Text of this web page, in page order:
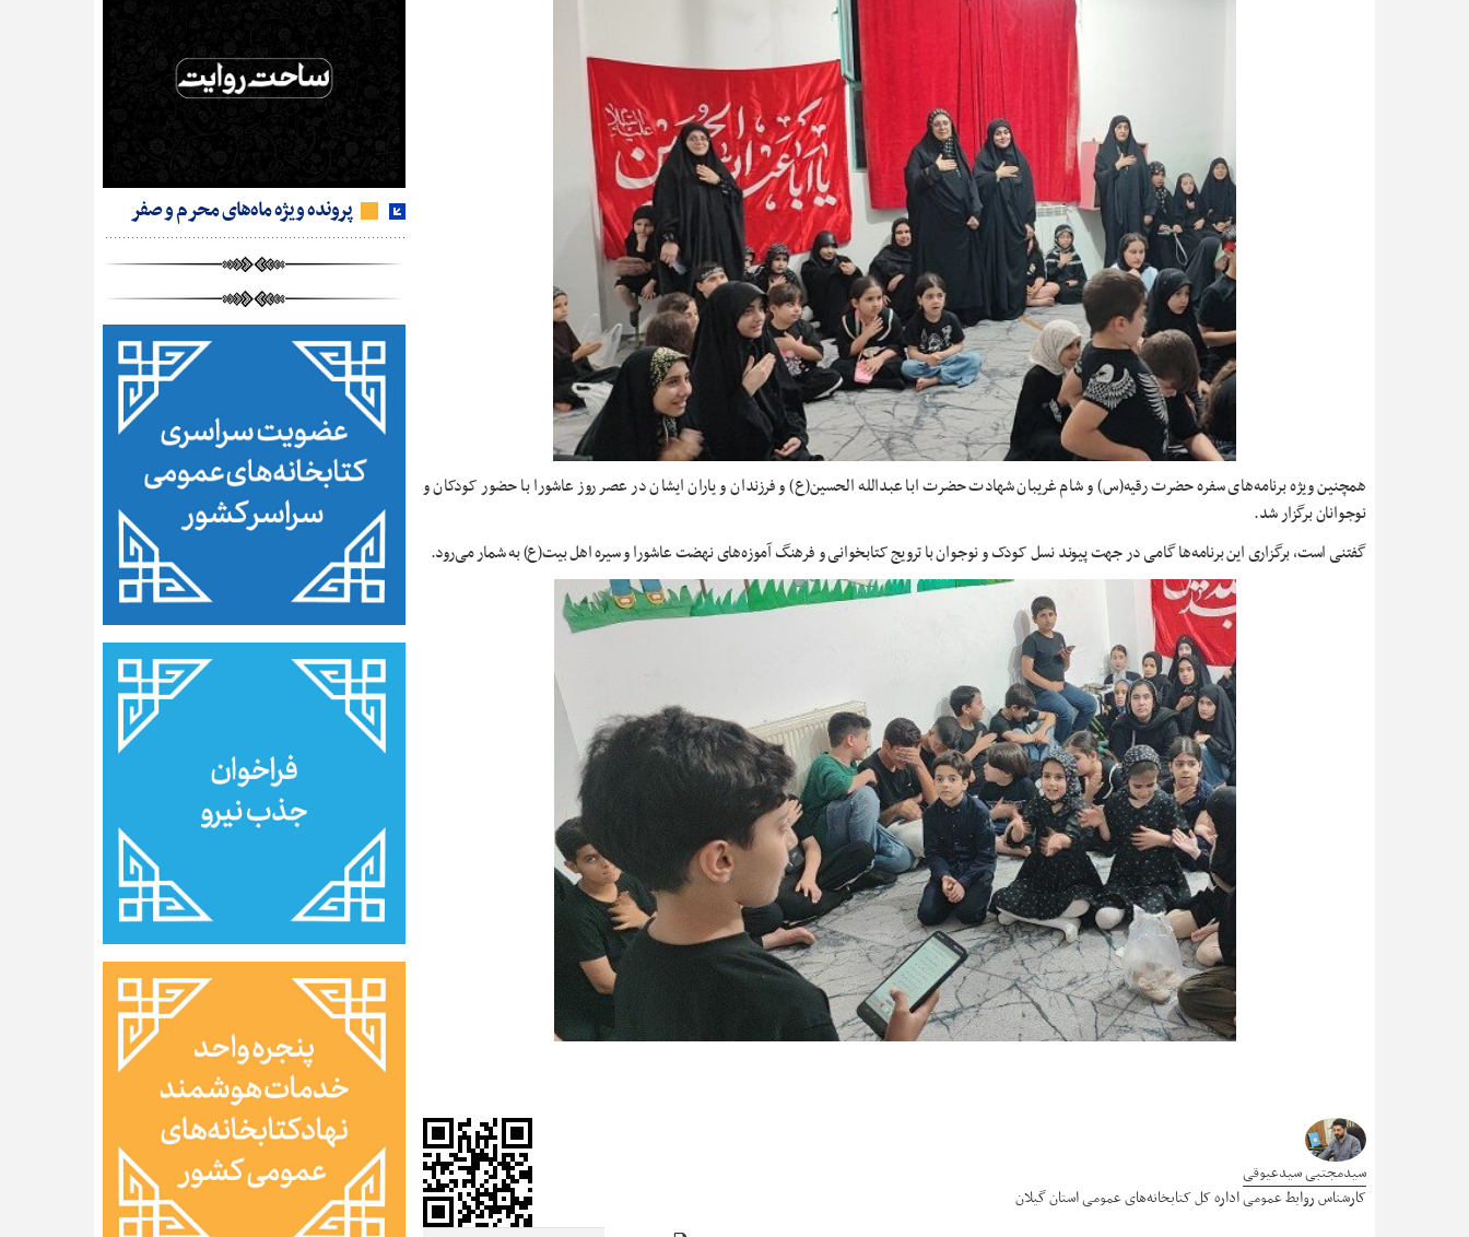
همچنین ویژه برنامه‌های سفره حضرت رقیه(س) و شام غریبان شهادت حضرت ابا عبدالله الحسین(ع) و فرزندان و یاران ایشان در عصر روز عاشورا با حضور کودکان و
نوجوانان برگزار شد.
گفتنی است، برگزاری این برنامه‌ها گامی در جهت پیوند نسل کودک و نوجوان با ترویج کتابخوانی و فرهنگ آموزه‌های نهضت عاشورا و سیره اهل بیت(ع) به شمار می‌رود.
سیدمجتبی سیدعیوقی
کارشناس روابط عمومی اداره کل کتابخانه‌های عمومی استان گیلان
پرونده ویژه ماه‌های محرم و صفر